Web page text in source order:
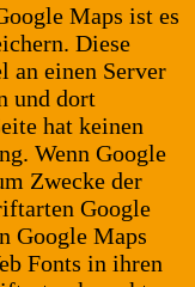
Maps ist es
Diese
an einen Server
und dort
hat keinen
Wenn Google
Zwecke der
Google
Google Maps
Fonts in ihren